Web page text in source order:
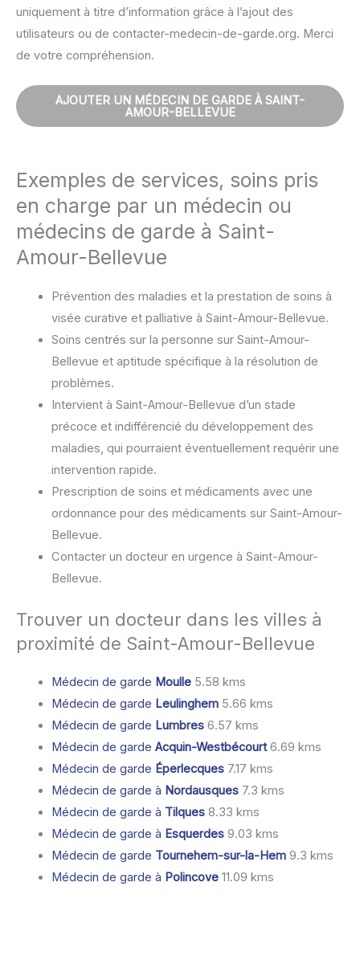
uniquement à titre d’information grâce à l’ajout des
utilisateurs ou de contacter-medecin-de-garde.org. Merci
de votre compréhension.
AJOUTER UN MÉDECIN DE GARDE À SAINT-
AMOUR-BELLEVUE
Exemples de services, soins pris
en charge par un médecin ou
médecins de garde à Saint-
Amour-Bellevue
Prévention des maladies et la prestation de soins à
visée curative et palliative à Saint-Amour-Bellevue.
Soins centrés sur la personne sur Saint-Amour-
Bellevue et aptitude spécifique à la résolution de
problèmes.
Intervient à Saint-Amour-Bellevue d’un stade
précoce et indifférencié du développement des
maladies, qui pourraient éventuellement requérir une
intervention rapide.
Prescription de soins et médicaments avec une
ordonnance pour des médicaments sur Saint-Amour-
Bellevue.
Contacter un docteur en urgence à Saint-Amour-
Bellevue.
Trouver un docteur dans les villes à
proximité de Saint-Amour-Bellevue
Médecin de garde Moulle5.58 kms
Médecin de garde Leulinghem5.66 kms
Médecin de garde Lumbres6.57 kms
Médecin de garde Acquin-Westbécourt6.69 kms
Médecin de garde Éperlecques7.17 kms
Médecin de garde à Nordausques7.3 kms
Médecin de garde à Tilques8.33 kms
Médecin de garde à Esquerdes9.03 kms
Médecin de garde Tournehem-sur-la-Hem9.3 kms
Médecin de garde à Polincove11.09 kms